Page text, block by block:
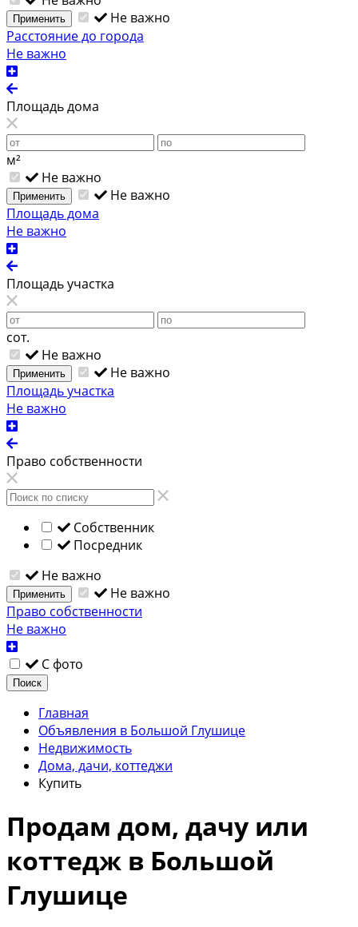
Применить
Не важно
Расстояние до города
Не важно
Площадь дома
м²
Не важно
Применить
Не важно
Площадь дома
Не важно
Площадь участка
сот.
Не важно
Применить
Не важно
Площадь участка
Не важно
Право собственности
Собственник
Посредник
Не важно
Применить
Не важно
Право собственности
Не важно
С фото
Поиск
Главная
Объявления в Большой Глушице
Недвижимость
Дома, дачи, коттеджи
Купить
Продам дом, дачу или
коттедж в Большой
Глушице